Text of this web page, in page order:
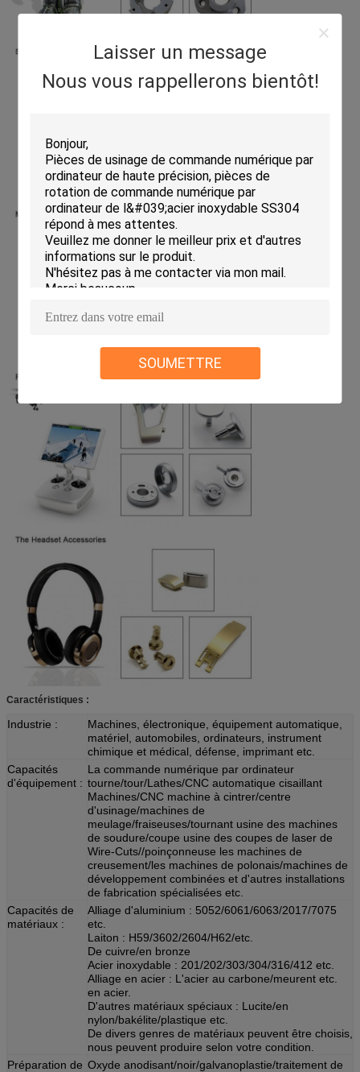
Laisser un message
Nous vous rappellerons bientôt!
SOUMETTRE
Caractéristiques :
Industrie :
Machines, électronique, équipement automatique,
matériel, automobiles, ordinateurs, instrument
chimique et médical, défense, imprimant etc.
Capacités
d'équipement :
La commande numérique par ordinateur
tourne/tour/Lathes/CNC automatique cisaillant
Machines/CNC machine à cintrer/centre
d'usinage/machines de
meulage/fraiseuses/tournant usine des machines
de soudure/coupe usine des coupes de laser de
Wire-Cuts//poinçonneuse les machines de
creusement/les machines de polonais/machines de
développement combinées et d'autres installations
de fabrication spécialisées etc.
Capacités de
matériaux :
Alliage d'aluminium : 5052/6061/6063/2017/7075
etc.
Laiton : H59/3602/2604/H62/etc.
De cuivre/en bronze
Acier inoxydable : 201/202/303/304/316/412 etc.
Alliage en acier : L'acier au carbone/meurent etc.
en acier.
D'autres matériaux spéciaux : Lucite/en
nylon/bakélite/plastique etc.
De divers genres de matériaux peuvent être choisis,
nous peuvent produire selon votre condition.
Préparation de Oxyde anodisant/noir/galvanoplastie/traitement de